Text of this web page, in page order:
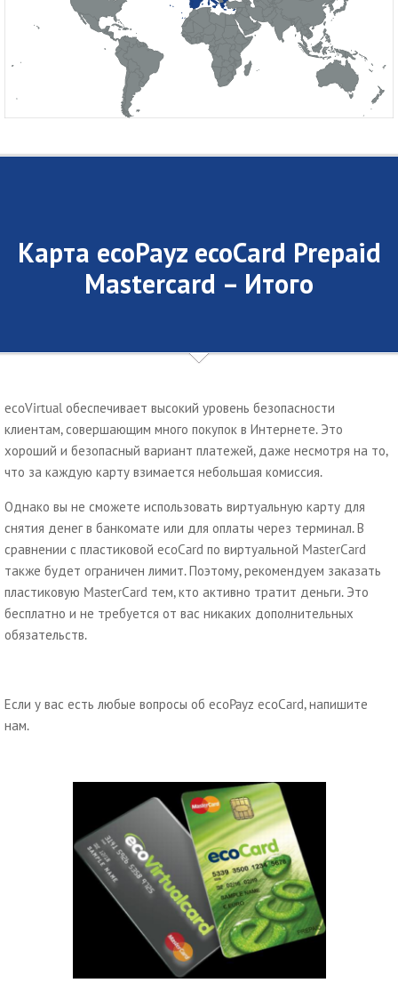
Карта ecoPayz ecoCard Prepaid
Mastercard – Итого
ecoVirtual обеспечивает высокий уровень безопасности
клиентам, совершающим много покупок в Интернете. Это
хороший и безопасный вариант платежей, даже несмотря на то,
что за каждую карту взимается небольшая комиссия.
Однако вы не сможете использовать виртуальную карту для
снятия денег в банкомате или для оплаты через терминал. В
сравнении с пластиковой ecoCard по виртуальной MasterCard
также будет ограничен лимит. Поэтому, рекомендуем заказать
пластиковую MasterCard тем, кто активно тратит деньги. Это
бесплатно и не требуется от вас никаких дополнительных
обязательств.
Если у вас есть любые вопросы об ecoPayz ecoCard, напишите
нам.